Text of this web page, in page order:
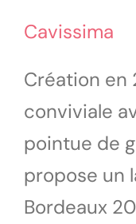
Cavissima
Création en
conviviale
pointue de
propose un
Bordeaux